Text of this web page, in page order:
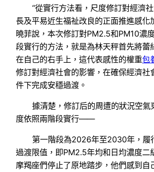
“從實行方法看，尺度修訂對經濟
長及平易近生福祉改良的正面推進感化
曉菲說，本次修訂對PM2.5和PM10濃
段實行的方法，就是為林天秤首先將蕾
在自己的右手上，這代表感性的權重包
修訂對經濟社會的影響，在確保經濟社
件下完成安穩過渡。
據清楚，修訂后的周遭的狀況空氣
度依照兩階段實行——
第一階段為2026年至2030年，履
過渡限值，即PM2.5年均和日均濃度二
摩羯座們停止了原地踏步，他們感到自